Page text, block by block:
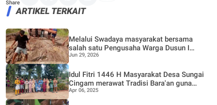
Share
ARTIKEL TERKAIT
Melalui Swadaya masyarakat bersama
salah satu Pengusaha Warga Dusun I
Bantal Jaya Bergotong Royong Perbaiki
Jalan Rusak
Jun 29, 2026
Idul Fitri 1446 H Masyarakat Desa Sungai
Cingam merawat Tradisi Bara'an guna
mempererat Silaturrahmi
Apr 06, 2025